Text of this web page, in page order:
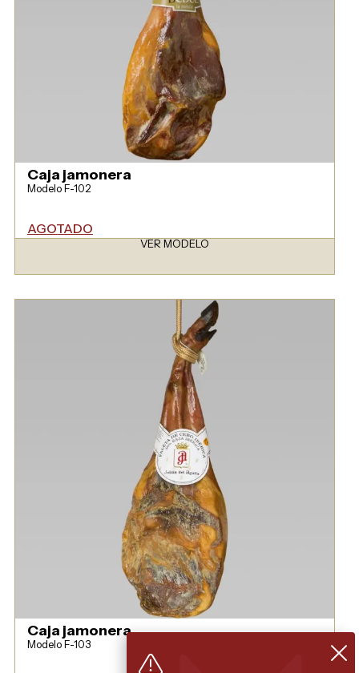
Caja jamonera
Modelo F-102
AGOTADO
VER MODELO
Caja jamonera
Modelo F-103